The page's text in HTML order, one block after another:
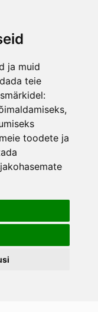
ja muid
teie
,
toodete ja